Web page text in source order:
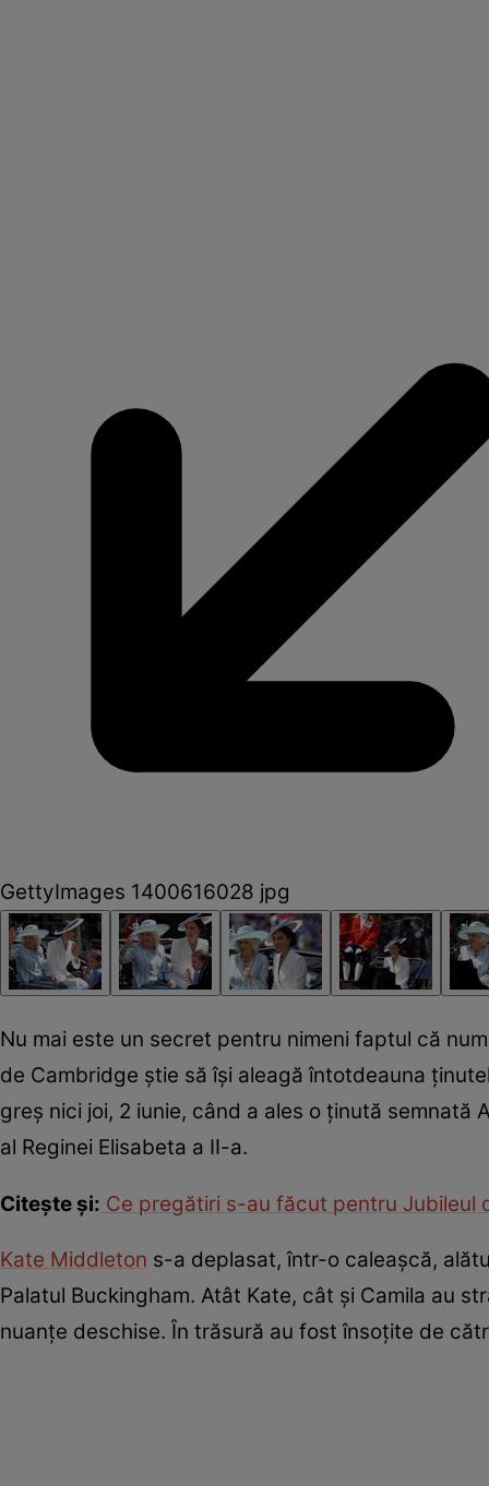
GettyImages 1400616028 jpg
Nu mai este un secret pentru nimeni faptul că
de Cambridge știe să își aleagă întotdeauna
greș nici joi, 2 iunie, când a ales o ținută
al Reginei Elisabeta a II-a.
Citește și: Ce pregătiri s-au făcut pentru Jubileul
Kate Middleton s-a deplasat, într-o caleașcă,
Palatul Buckingham. Atât Kate, cât și Camila au
nuanțe deschise. În trăsură au fost însoțite de